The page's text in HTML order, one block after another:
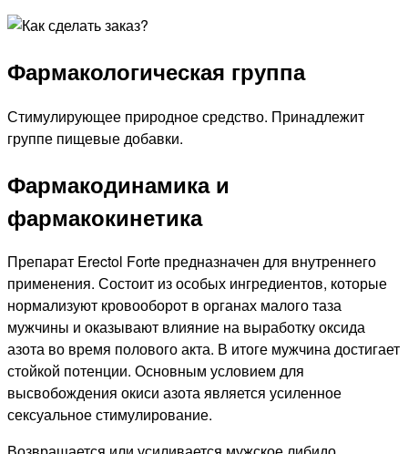
Фармакологическая группа
Стимулирующее природное средство. Принадлежит
группе пищевые добавки.
Фармакодинамика и
фармакокинетика
Препарат Erectol Forte предназначен для внутреннего
применения. Состоит из особых ингредиентов, которые
нормализуют кровооборот в органах малого таза
мужчины и оказывают влияние на выработку оксида
азота во время полового акта. В итоге мужчина достигает
стойкой потенции. Основным условием для
высвобождения окиси азота является усиленное
сексуальное стимулирование.